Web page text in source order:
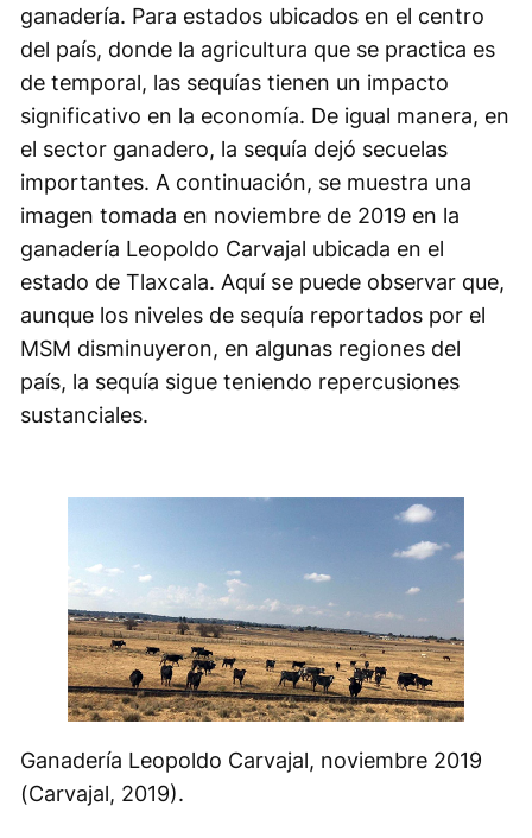
ganadería. Para estados ubicados en el centro
del país, donde la agricultura que se practica es
de temporal, las sequías tienen un impacto
significativo en la economía. De igual manera, en
el sector ganadero, la sequía dejó secuelas
importantes. A continuación, se muestra una
imagen tomada en noviembre de 2019 en la
ganadería Leopoldo Carvajal ubicada en el
estado de Tlaxcala. Aquí se puede observar que,
aunque los niveles de sequía reportados por el
MSM disminuyeron, en algunas regiones del
país, la sequía sigue teniendo repercusiones
sustanciales.
Ganadería Leopoldo Carvajal, noviembre 2019
(Carvajal, 2019).